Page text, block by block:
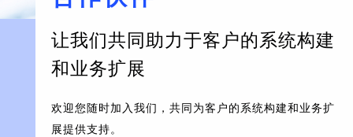
让我们共同助力于客户的系统构建
和业务扩展
欢迎您随时加入我们，共同为客户的系统构建和业务扩
展提供支持。